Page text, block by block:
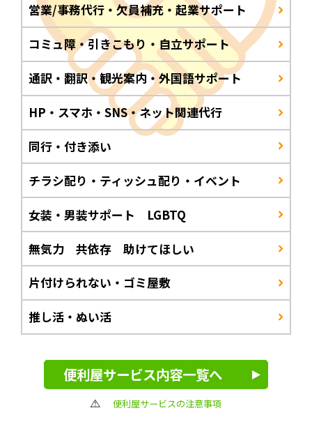
営業/事務代行・欠員補充・起業サポート
コミュ障・引きこもり・自立サポート
通訳・翻訳・観光案内・外国語サポート
HP・スマホ・SNS・ネット関連代行
同行・付き添い
チラシ配り・ティッシュ配り・イベント
女装・男装サポート LGBTQ
無気力 共依存 助けてほしい
片付けられない・ゴミ屋敷
推し活・ぬい活
便利屋サービス内容一覧へ
便利屋サービスの注意事項